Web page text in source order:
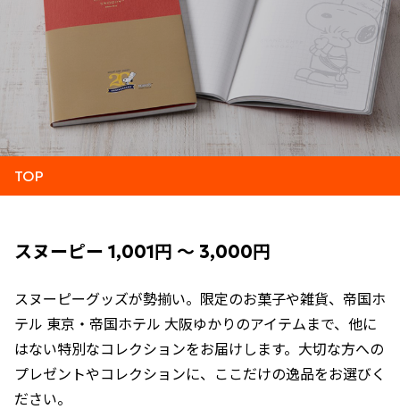
TOP
スヌーピー 1,001円 ～ 3,000円
スヌーピーグッズが勢揃い。限定のお菓子や雑貨、帝国ホ
テル 東京・帝国ホテル 大阪ゆかりのアイテムまで、他に
はない特別なコレクションをお届けします。大切な方への
プレゼントやコレクションに、ここだけの逸品をお選びく
ださい。